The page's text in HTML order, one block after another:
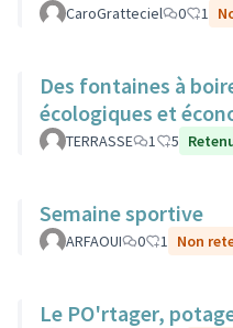
CaroGratteciel 0 1
Des fontaines à
écologiques et
TERRASSE 1 5
Semaine sportive
ARFAOUI 0 1 Non
Le PO'rtager,